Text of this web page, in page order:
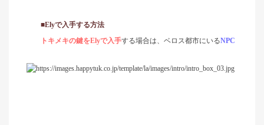
■Elyで入手する方法
トキメキの鍵をElyで入手する場合は、ベロス都市にいるNPC